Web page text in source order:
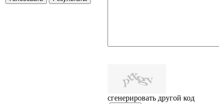
сгенерировать другой код